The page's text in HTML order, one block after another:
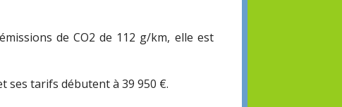
de CO2 de 112 g/km, elle est
ses tarifs débutent à 39 950 €.